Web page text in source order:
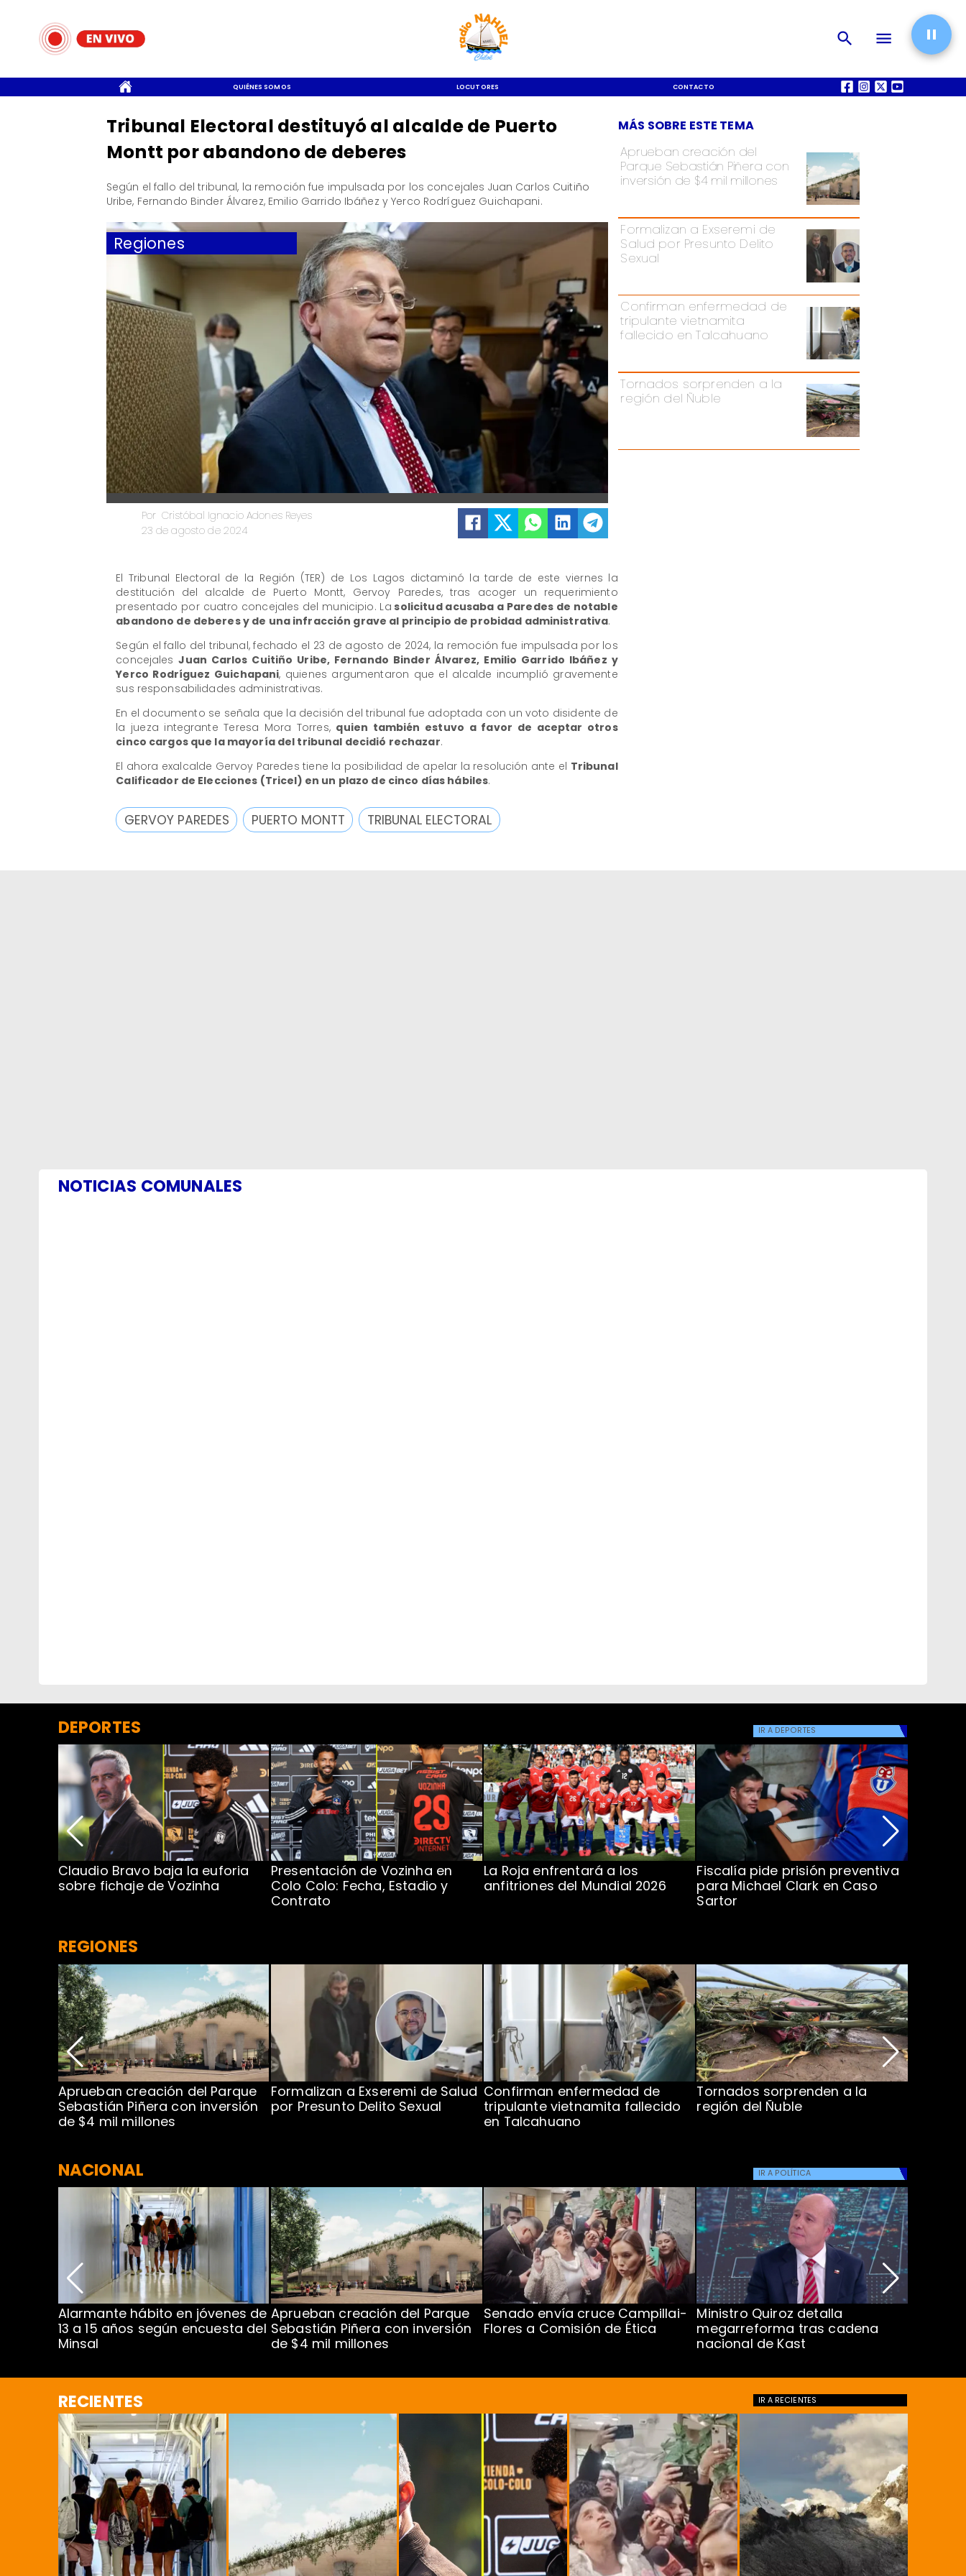
QUIÉNES SOMOS LOCUTORES CONTACTO QUIÉNES SOMOS
Regiones
Cristóbal Ignacio Adones Reyes
Por
23 de agosto de 2024
Aprueban creación del
Parque Sebastián Piñera con
inversión de $4 mil millones
Formalizan a Exseremi de
Salud por Presunto Delito
Sexual
Confirman enfermedad de
tripulante vietnamita
fallecido en Talcahuano
Tornados sorprenden a la
región del Ñuble
MÁS SOBRE ESTE TEMA
Tribunal Electoral destituyó al alcalde de Puerto
Montt por abandono de deberes
​Según el fallo del tribunal, la remoción fue impulsada por los concejales Juan Carlos Cuitiño
Uribe, Fernando Binder Álvarez, Emilio Garrido Ibáñez y Yerco Rodríguez Guichapani.
El Tribunal Electoral de la Región (TER) de Los Lagos dictaminó la tarde de este viernes la
destitución del alcalde de Puerto Montt, Gervoy Paredes, tras acoger un requerimiento
presentado por cuatro concejales del municipio. La solicitud acusaba a Paredes de notable
abandono de deberes y de una infracción grave al principio de probidad administrativa.
Según el fallo del tribunal, fechado el 23 de agosto de 2024, la remoción fue impulsada por los
concejalesJuan Carlos Cuitiño Uribe, Fernando Binder Álvarez, Emilio Garrido Ibáñez y
Yerco Rodríguez Guichapani, quienes argumentaron que el alcalde incumplió gravemente
sus responsabilidades administrativas.
En el documento se señala que la decisión del tribunal fue adoptada con un voto disidente de
la jueza integrante Teresa Mora Torres, quien también estuvo a favor de aceptar otros
cinco cargos que la mayoría del tribunal decidió rechazar.
El ahora exalcalde Gervoy Paredes tiene la posibilidad de apelar la resolución ante el Tribunal
Calificador de Elecciones (Tricel) en un plazo de cinco días hábiles.
GERVOY PAREDES PUERTO MONTT TRIBUNAL ELECTORAL
NOTICIAS COMUNALES
DEPORTES IR A DEPORTES
Claudio Bravo baja la euforia
sobre fichaje de Vozinha
Presentación de Vozinha en
Colo Colo: Fecha, Estadio y
Contrato
La Roja enfrentará a los
anfitriones del Mundial 2026
Fiscalía pide prisión preventiva
para Michael Clark en Caso
Sartor
REGIONES
Aprueban creación del Parque
Sebastián Piñera con inversión
de $4 mil millones
Formalizan a Exseremi de Salud
por Presunto Delito Sexual
Confirman enfermedad de
tripulante vietnamita fallecido
en Talcahuano
Tornados sorprenden a la
región del Ñuble
NACIONAL IR A POLÍTICA
Alarmante hábito en jóvenes de
13 a 15 años según encuesta del
Minsal
Aprueban creación del Parque
Sebastián Piñera con inversión
de $4 mil millones
Senado envía cruce Campillai-
Flores a Comisión de Ética
Ministro Quiroz detalla
megarreforma tras cadena
nacional de Kast
RECIENTES IR A RECIENTES